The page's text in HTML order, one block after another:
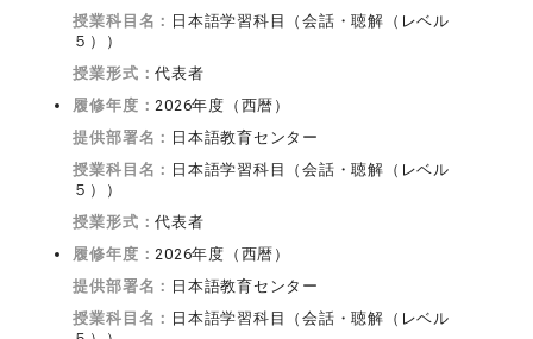
授業科目名： 日本語学習科目（会話・聴解（レベル
５））
授業形式：代表者
履修年度：2026年度（西暦）
提供部署名： 日本語教育センター
授業科目名： 日本語学習科目（会話・聴解（レベル
５））
授業形式：代表者
履修年度：2026年度（西暦）
提供部署名： 日本語教育センター
授業科目名： 日本語学習科目（会話・聴解（レベル